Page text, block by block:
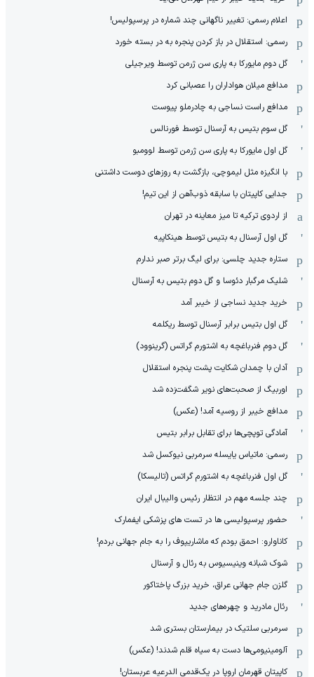
اعلام رسمی: تغییر ناگهانی چند شماره در پرسپولیس!
رسمی: استقلال در باز کردن پنجره به در بسته خورد
گل دوم مایورکا به پاری سن ژرمن توسط ویرجیلی
مدافع میلان هواداران را عصبانی کرد
مدافع راست نساجی به چادرملو پیوست
گل سوم بتیس به آرسنال توسط فورنالس
گل اول مایورکا به پاری سن ژرمن توسط لوومبو
با انگیزه مثل لیموچی، بازگشت به روزهای دوست داشتنی
جدایی کاپیتان با سابقه ذوب‌آهن از این تیم!
از اردوی ترکیه تا میز معاینه در تهران
گل اول آرسنال به بتیس توسط هینکاپیه
ستاره جدید چلسی: برای لیگ برتر صبر ندارم
شلیک مرگبار دئوسا و گل دوم بتیس به آرسنال
خرید جدید نساجی از خیبر آمد
گل اول بتیس برابر آرسنال توسط ریکلمه
گل دوم فنرباغچه به اشتورم گراتس (گرینوود)
آدان با چمدان شکایت پشت پنجره استقلال
اوربیگ از صحبت‌های نویر شگفت‌زده شد
مدافع خیبر از روسیه آمد! (عکس)
آمادگی توپچی‌ها برای تقابل برابر بتیس
رسمی: ماتیاس یایسله سرمربی نیوکسل شد
گل اول فنرباغچه به اشتورم گراتس (تالیسکا)
چند جلسه مهم در انتظار رئیس والیبال ایران
حضور پرسپولیسی ها در تست های پزشکی ایفمارک
کاناوارو: احمق بودم که ماشاریپوف را به جام جهانی بردم!
شوک شبانه وینیسیوس به رئال و آرسنال
گلزن جام جهانی عراق، خرید بزرگ پاختاکور
رئال مادرید و چهره‌های جدید
سرمربی سلتیک در بیمارستان بستری شد
آلومینیومی‌ها دست به سیاه قلم شدند! (عکس)
کاپیتان قهرمان اروپا در یک‌قدمی الدرعیه عربستان!